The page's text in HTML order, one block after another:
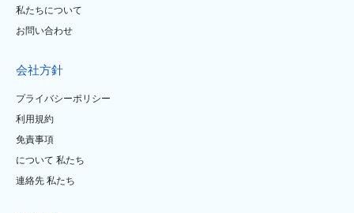
私たちについて
お問い合わせ
会社方針
プライバシーポリシー
利用規約
免責事項
について 私たち
連絡先 私たち